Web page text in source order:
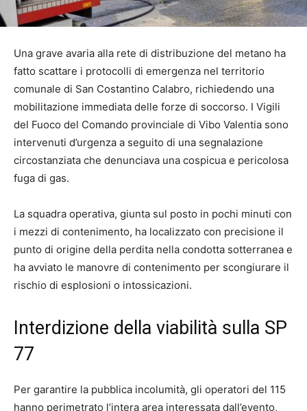
Una grave avaria alla rete di distribuzione del metano ha
fatto scattare i protocolli di emergenza nel territorio
comunale di San Costantino Calabro, richiedendo una
mobilitazione immediata delle forze di soccorso. I Vigili
del Fuoco del Comando provinciale di Vibo Valentia sono
intervenuti d’urgenza a seguito di una segnalazione
circostanziata che denunciava una cospicua e pericolosa
fuga di gas.
La squadra operativa, giunta sul posto in pochi minuti con
i mezzi di contenimento, ha localizzato con precisione il
punto di origine della perdita nella condotta sotterranea e
ha avviato le manovre di contenimento per scongiurare il
rischio di esplosioni o intossicazioni.
Interdizione della viabilità sulla SP
77
Per garantire la pubblica incolumità, gli operatori del 115
hanno perimetrato l’intera area interessata dall’evento,